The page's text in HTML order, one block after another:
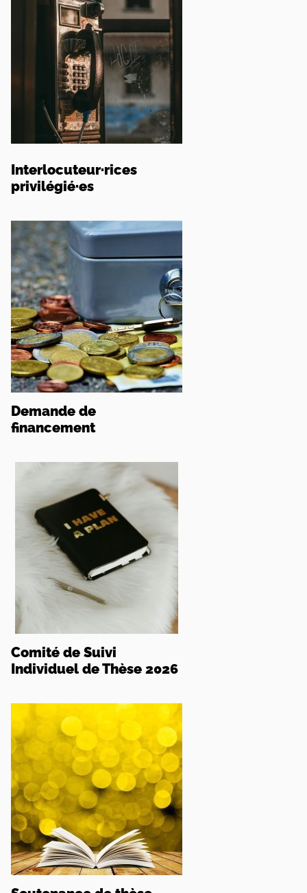
Interlocuteur·rices
privilégié·es
Demande de
financement
Comité de Suivi
Individuel de Thèse 2026